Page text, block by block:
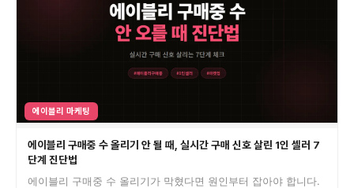
에이블리 마케팅
에이블리 구매중 수 올리기 안 될 때, 실시간 구매 신호 살린 1인 셀러 7
단계 진단법
에이블리 구매중 수 올리기가 막혔다면 원인부터 잡아야 합니다.